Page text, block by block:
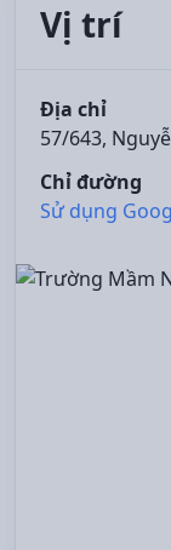
Vị trí
Địa chỉ
57/643,
Chỉ đường
Sử dụng